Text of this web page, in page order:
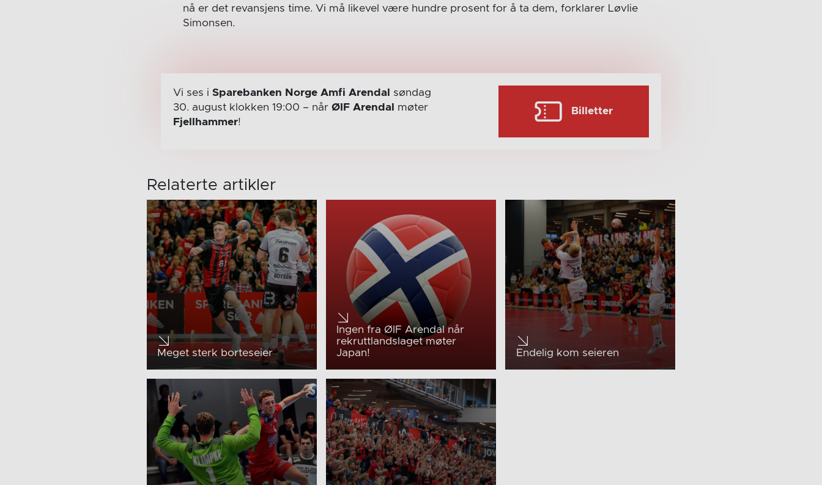
nå er det revansjens time. Vi må likevel være hundre prosent for å ta dem, forklarer Løvlie
Simonsen.
Vi ses i Sparebanken Norge Amfi Arendal
søndag
30. august klokken 19:00 – når ØIF Arendal
møter
Fjellhammer!
Billetter
Relaterte artikler
Meget sterk borteseier
Ingen fra ØIF Arendal når
rekruttlandslaget møter
Japan!
Endelig kom seieren